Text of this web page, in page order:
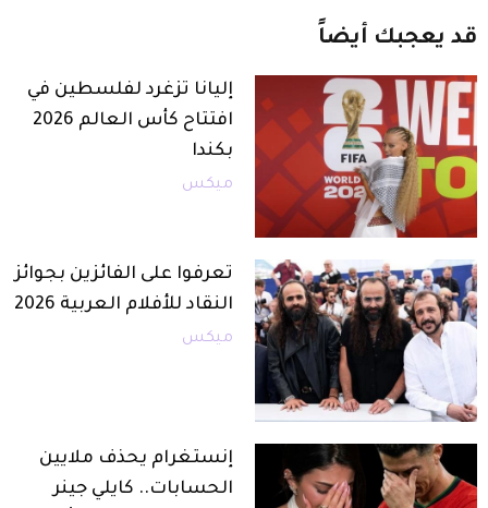
قد يعجبك أيضاً
إليانا تزغرد لفلسطين في
افتتاح كأس العالم 2026
بكندا
ميكس
تعرفوا على الفائزين بجوائز
النقاد للأفلام العربية 2026
ميكس
إنستغرام يحذف ملايين
الحسابات.. كايلي جينر